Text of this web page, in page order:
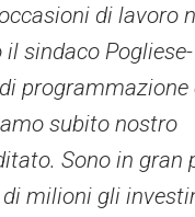
di lavoro
sindaco
programmazione
subito nostro
Sono in gran
milioni gli